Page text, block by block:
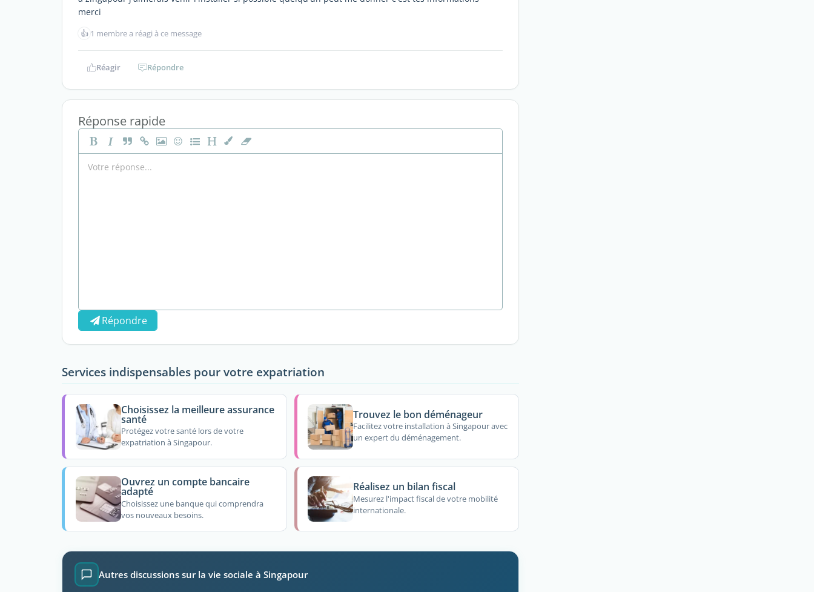
merci
👍 1 membre a réagi à ce message
Réagir Répondre
Réponse rapide
Répondre
Services indispensables pour votre expatriation
Choisissez la meilleure assurance
santé
Protégez votre santé lors de votre
expatriation à Singapour.
Trouvez le bon déménageur
Facilitez votre installation à Singapour avec
un expert du déménagement.
Ouvrez un compte bancaire
adapté
Choisissez une banque qui comprendra
vos nouveaux besoins.
Réalisez un bilan fiscal
Mesurez l'impact fiscal de votre mobilité
internationale.
Autres discussions sur la vie sociale à Singapour